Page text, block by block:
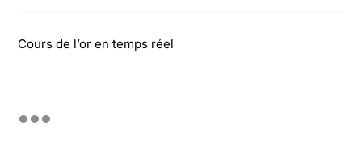
Cours de l’or en temps réel